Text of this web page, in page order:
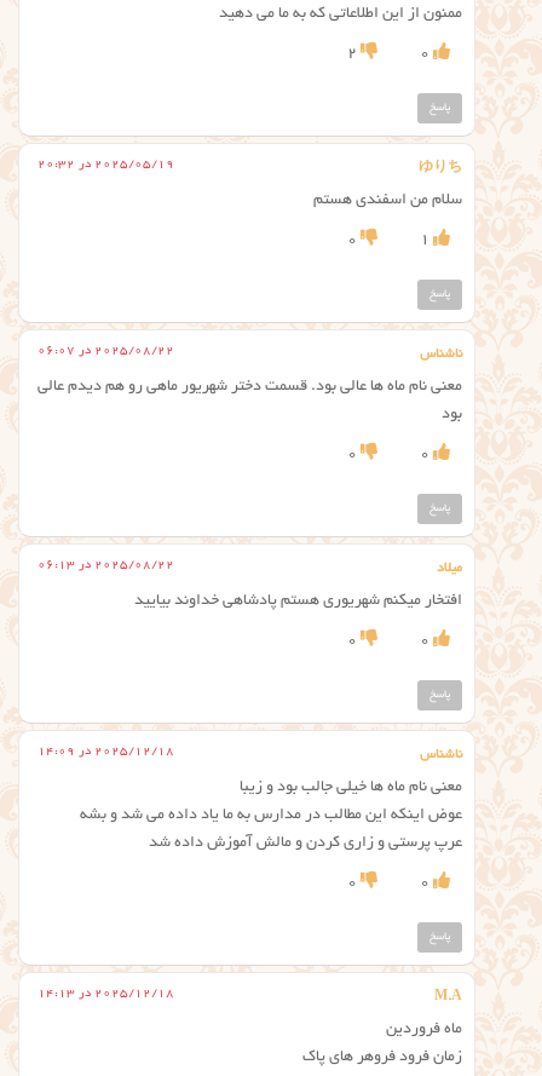
ممنون از این اطلاعاتی که به ما می دهید
0
2
پاسخ
ゆりち 2025/05/19 در 20:32
سلام من اسفندی هستم
1
0
پاسخ
ناشناس 2025/08/22 در 06:07
معنی نام ماه ها عالی بود. قسمت دختر شهریور ماهی رو هم دیدم عالی
بود
0
0
پاسخ
میلاد 2025/08/22 در 06:13
افتخار میکنم شهریوری هستم پادشاهی خداوند بیایید
0
0
پاسخ
ناشناس 2025/12/18 در 14:09
معنی نام ماه ها خیلی جالب بود و زیبا
عوض اینکه این مطالب در مدارس به ما یاد داده می شد و بشه
عرپ پرستی و زاری کردن و مالش آموزش داده شد
0
0
پاسخ
M.A 2025/12/18 در 14:13
ماه فروردین
زمان فرود فروهر های پاک